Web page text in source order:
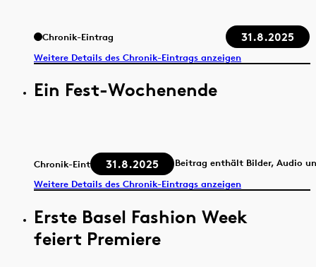
Chronik-Eintrag 31.8.2025
Weitere Details des Chronik-Eintrags anzeigen
Ein Fest-Wochenende
Chronik-Eintrag 31.8.2025
Beitrag enthält Bilder, Audio
Weitere Details des Chronik-Eintrags anzeigen
Erste Basel Fashion Week
feiert Premiere